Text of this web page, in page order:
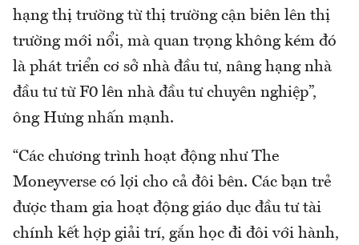
hạng thị trường từ thị trường cận biên lên thị
trường mới nổi, mà quan trọng không kém đó
là phát triển cơ sở nhà đầu tư, nâng hạng nhà
đầu tư từ F0 lên nhà đầu tư chuyên nghiệp”,
ông Hưng nhấn mạnh.
“Các chương trình hoạt động như The
Moneyverse có lợi cho cả đôi bên. Các bạn trẻ
được tham gia hoạt động giáo dục đầu tư tài
chính kết hợp giải trí, gắn học đi đôi với hành,